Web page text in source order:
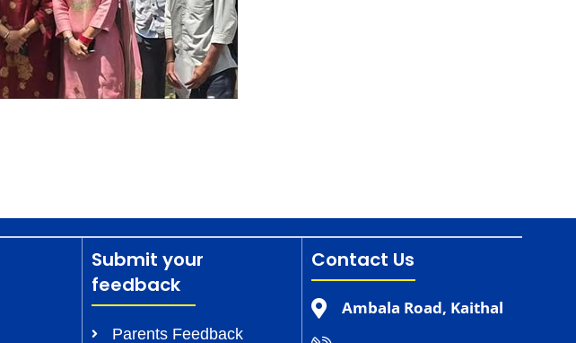
Submit your
feedback
Parents Feedback
Contact Us
Ambala Road, Kaithal